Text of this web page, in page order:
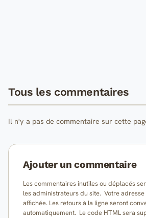
Tous les commentaires
Il n'y a pas de commentaire sur cette
Ajouter un commentaire
Les commentaires inutiles ou déplacés
les administrateurs du site. Votre
affichée. Les retours à la ligne seront
automatiquement. Le code HTML sera